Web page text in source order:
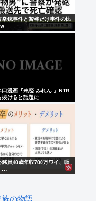
拳銃事件と警棒だけ事件の比
口漫画『未恋-みれん-』NTR
抜けると話題に
務員40歳年収700万ワイ、咽
…
の物語。